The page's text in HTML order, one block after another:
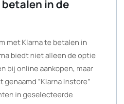
betalen in de
met Klarna te betalen in
biedt niet alleen de optie
bij online aankopen, maar
“Klarna Instore”
in geselecteerde